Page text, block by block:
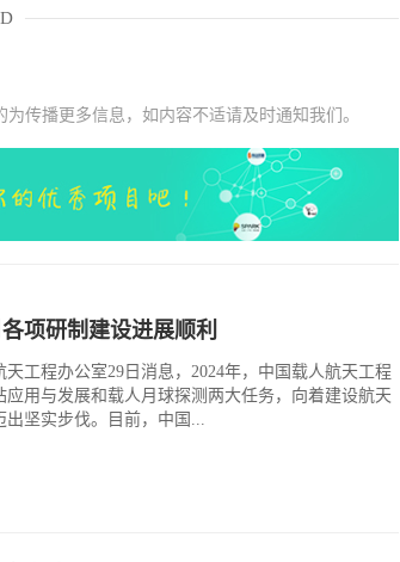
传播更多信息，如内容不适请及时通知我们。
项研制建设进展顺利
程办公室29日消息，2024年，中国载人航天工程
应用与发展和载人月球探测两大任务，向着建设航天
出坚实步伐。目前，中国...